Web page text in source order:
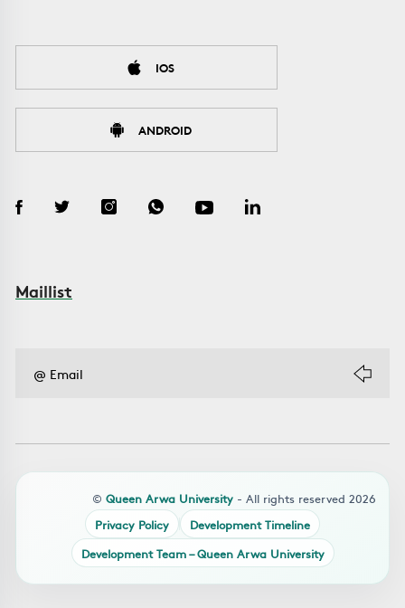
IOS
ANDROID
Maillist
© Queen Arwa University - All rights reserved 2026
Privacy Policy
Development Timeline
Development Team – Queen Arwa University